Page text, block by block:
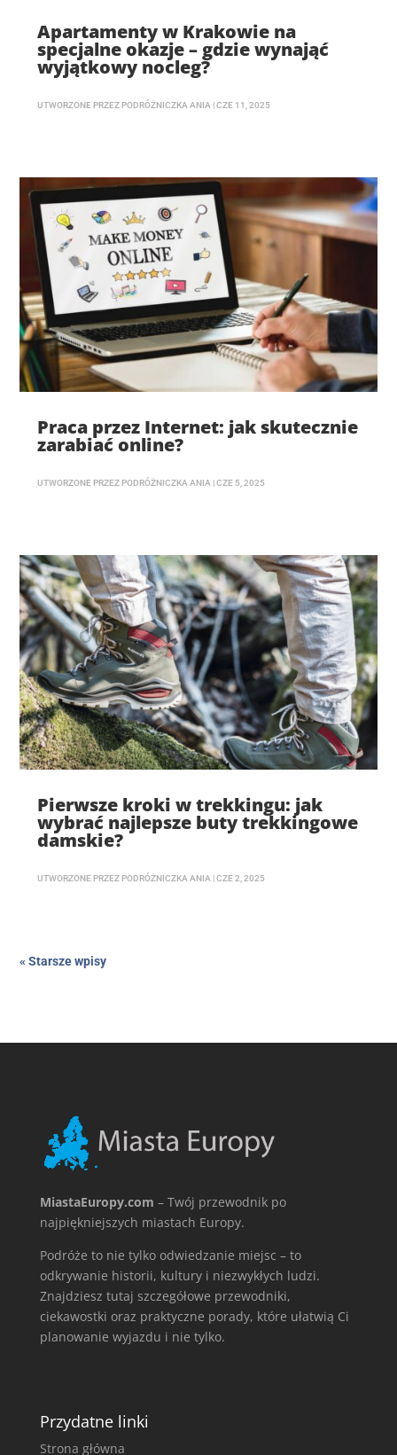
Apartamenty w Krakowie na
specjalne okazje – gdzie wynająć
wyjątkowy nocleg?
UTWORZONE PRZEZ PODRÓŻNICZKA ANIA |CZE 11, 2025
Praca przez Internet: jak skutecznie
zarabiać online?
UTWORZONE PRZEZ PODRÓŻNICZKA ANIA |CZE 5, 2025
Pierwsze kroki w trekkingu: jak
wybrać najlepsze buty trekkingowe
damskie?
UTWORZONE PRZEZ PODRÓŻNICZKA ANIA |CZE 2, 2025
« Starsze wpisy
MiastaEuropy.com – Twój przewodnik po
najpiękniejszych miastach Europy.
Podróże to nie tylko odwiedzanie miejsc – to
odkrywanie historii, kultury i niezwykłych ludzi.
Znajdziesz tutaj szczegółowe przewodniki,
ciekawostki oraz praktyczne porady, które ułatwią Ci
planowanie wyjazdu i nie tylko.
Przydatne linki
Strona główna